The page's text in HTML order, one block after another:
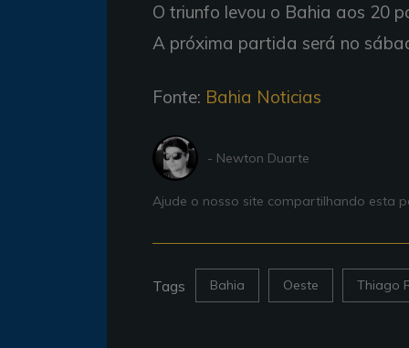
O triunfo levou o Bahia aos 20
A próxima partida será no
Fonte: Bahia Noticias
- Newton Duarte
Ajude o nosso site compartilhando esta
Tags Bahia Oeste Thiago